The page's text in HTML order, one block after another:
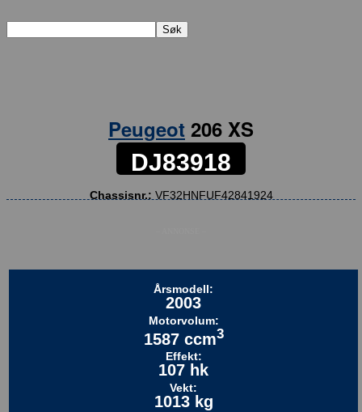
Peugeot 206 XS
DJ83918
Chassisnr.: VF32HNFUF42841924
Årsmodell:
2003
Motorvolum:
1587 ccm3
Effekt:
107 hk
Vekt:
1013 kg